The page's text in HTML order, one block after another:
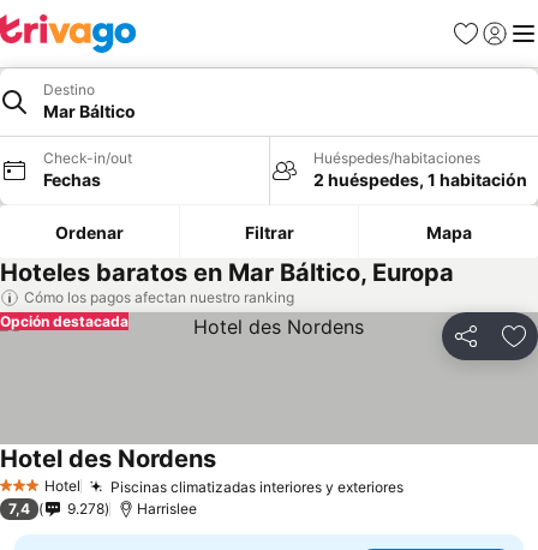
Favoritos
Iniciar
Destino
Mar Báltico
Check-in/out
Fechas
Huéspedes/habitaciones
2 huéspedes, 1 habitación
Ordenar Filtrar Mapa
Hoteles baratos en Mar Báltico, Europa
Cómo los pagos afectan nuestro ranking
Compartir
Opción destacada
3 Estrellas
Hotel Piscinas climatizadas interiores y exteriores
Hotel des Nordens
7,4 9.278 Harrislee